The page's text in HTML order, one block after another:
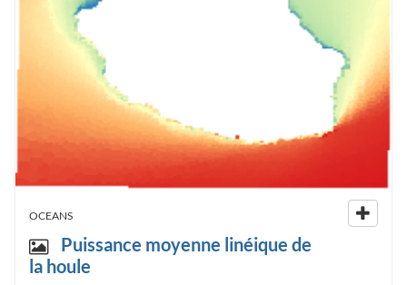
OCEANS
Puissance moyenne linéique de
la houle